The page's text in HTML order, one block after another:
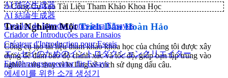
AI 结论生成器
AI 結論生成器
Creador de Introducciones para Ensayos
Criador de Introduções para Ensaios
Créateur d'Introduction pour Essais
エッセイのためのイントロダクションクリエイター
Einführungsgenerator für Essays
에세이를 위한 소개 생성기
✨Công Cụ Tạo Tài Liệu Tham Khảo Khoa Học
Trải Nghiệm MộtTrích Dẫn Hoàn Hảo
Công cụ tạo tài liệu tham khảo khoa học của chúng tôi được xây
dựng để đảm bảo độ chính xác và tốc độ, giúp bạn tập trung vào
nghiên cứu thay vì lo lắng về cách sử dụng dấu câu.